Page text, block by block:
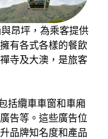
昂坪，為乘客提供
有各式各樣的餐飲
寺及大澳，是旅客
括纜車車窗和車廂
告等。這些廣告位
品牌知名度和產品